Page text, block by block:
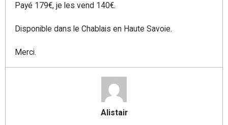
Payé 179€, je les vend 140€.
Disponible dans le Chablais en Haute Savoie.
Merci.
Alistair